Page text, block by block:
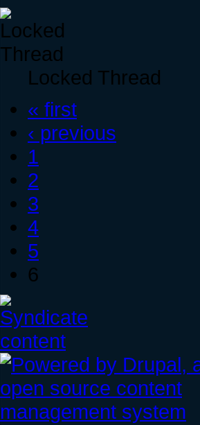
Locked Thread
« first
‹ previous
1
2
3
4
5
6